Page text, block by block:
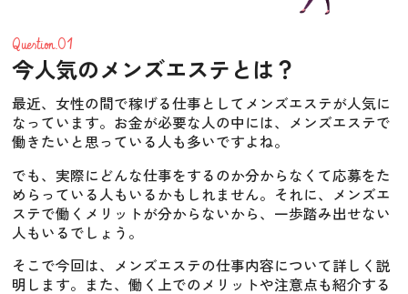
Question.01
今人気のメンズエステとは？
最近、女性の間で稼げる仕事としてメンズエステが人気に
なっています。お金が必要な人の中には、メンズエステで
働きたいと思っている人も多いですよね。
でも、実際にどんな仕事をするのか分からなくて応募をた
めらっている人もいるかもしれません。それに、メンズエ
ステで働くメリットが分からないから、一歩踏み出せない
人もいるでしょう。
そこで今回は、メンズエステの仕事内容について詳しく説
明します。また、働く上でのメリットや注意点も紹介する